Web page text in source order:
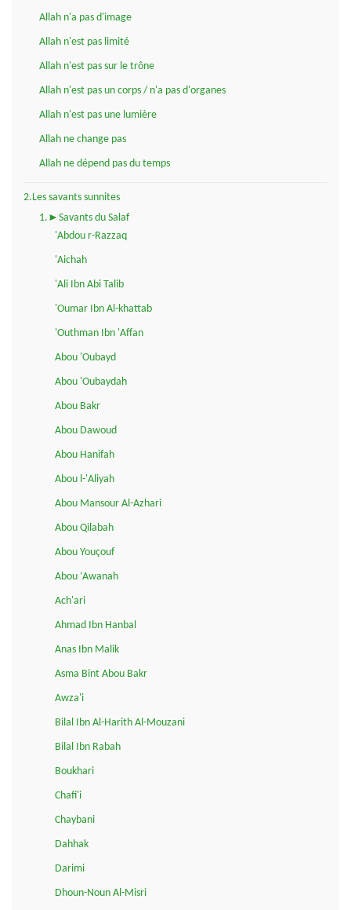
Allah n'a pas d'image
Allah n'est pas limité
Allah n'est pas sur le trône
Allah n'est pas un corps / n'a pas d'organes
Allah n'est pas une lumière
Allah ne change pas
Allah ne dépend pas du temps
2.Les savants sunnites
1.►Savants du Salaf
'Abdou r-Razzaq
'Aichah
'Ali Ibn Abi Talib
'Oumar Ibn Al-khattab
'Outhman Ibn 'Affan
Abou 'Oubayd
Abou 'Oubaydah
Abou Bakr
Abou Dawoud
Abou Hanifah
Abou l-'Aliyah
Abou Mansour Al-Azhari
Abou Qilabah
Abou Youçouf
Abou ‘Awanah
Ach'ari
Ahmad Ibn Hanbal
Anas Ibn Malik
Asma Bint Abou Bakr
Awza'i
Bilal Ibn Al-Harith Al-Mouzani
Bilal Ibn Rabah
Boukhari
Chafi'i
Chaybani
Dahhak
Darimi
Dhoun-Noun Al-Misri